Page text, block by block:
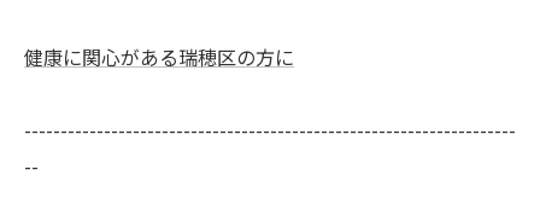
健康に関心がある瑞穂区の方に
--------------------------------------------------------------------
--